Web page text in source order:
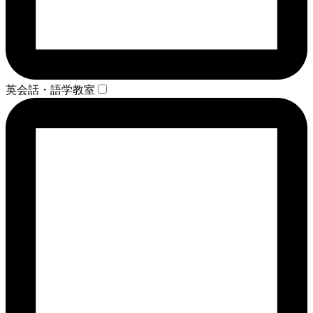
英会話・語学教室